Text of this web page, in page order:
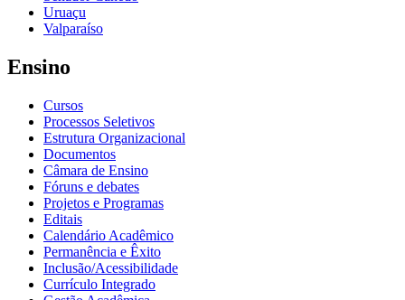
Uruaçu
Valparaíso
Ensino
Cursos
Processos Seletivos
Estrutura Organizacional
Documentos
Câmara de Ensino
Fóruns e debates
Projetos e Programas
Editais
Calendário Acadêmico
Permanência e Êxito
Inclusão/Acessibilidade
Currículo Integrado